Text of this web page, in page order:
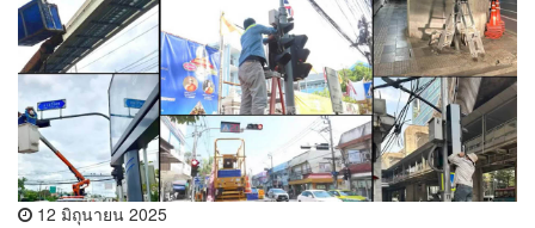
12 มิถุนายน 2025